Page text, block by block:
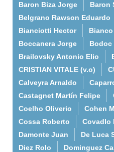
Baron Biza Jorge
Baron
Belgrano Rawson Eduardo
Bianciotti Hector
Boccanera Jorge
Bodoc
Brailovsky Antonio Elio
CRISTIAN VITALE (v.o)
Calveyra Arnaldo
Castagnet Martín Felipe
Coelho Oliverio
Cohen
Cossa Roberto
Covadlo
Damonte Juan
De Luca
Diez Rolo
Dominguez